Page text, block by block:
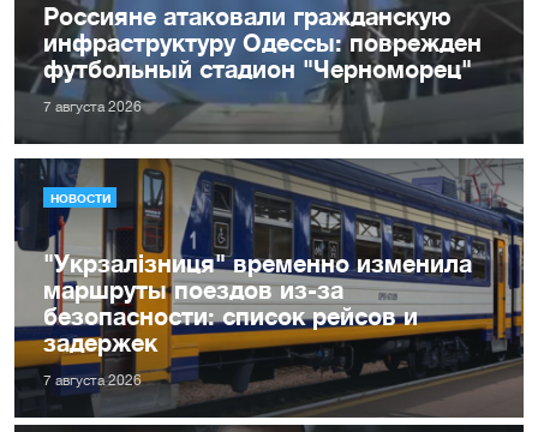
Россияне атаковали гражданскую
инфраструктуру Одессы: поврежден
футбольный стадион "Черноморец"
7 августа 2026
НОВОСТИ
"Укрзалізниця" временно изменила
маршруты поездов из-за
безопасности: список рейсов и
задержек
7 августа 2026